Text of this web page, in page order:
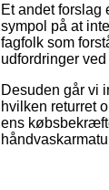
Et andet forslag
sympol på at
fagfolk som
udfordringer
Desuden går vi
hvilken returret
ens